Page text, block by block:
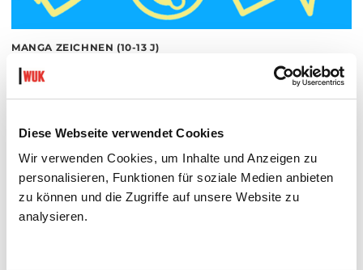
Diese Webseite verwendet Cookies
Wir verwenden Cookies, um Inhalte und Anzeigen zu
personalisieren, Funktionen für soziale Medien anbieten
zu können und die Zugriffe auf unsere Website zu
analysieren.
MANGA ZEICHNEN (10-13 J)
Mo 17.08.2026 bis Do 20.08.2026
MEHR LESEN